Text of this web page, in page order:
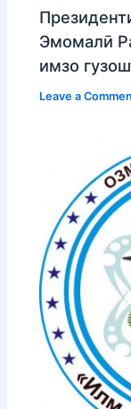
Эмомалӣ
имзо
Leave a